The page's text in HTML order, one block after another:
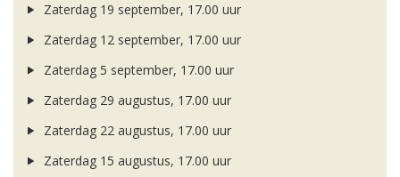
Zaterdag 19 september, 17.00 uur
Zaterdag 12 september, 17.00 uur
Zaterdag 5 september, 17.00 uur
Zaterdag 29 augustus, 17.00 uur
Zaterdag 22 augustus, 17.00 uur
Zaterdag 15 augustus, 17.00 uur